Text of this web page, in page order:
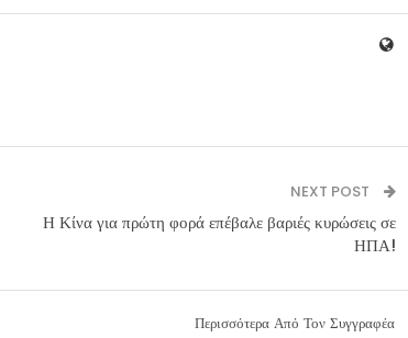
NEXT POST
Η Κίνα για πρώτη φορά επέβαλε βαριές κυρώσεις σε
ΗΠΑ!
Περισσότερα Από Τον Συγγραφέα